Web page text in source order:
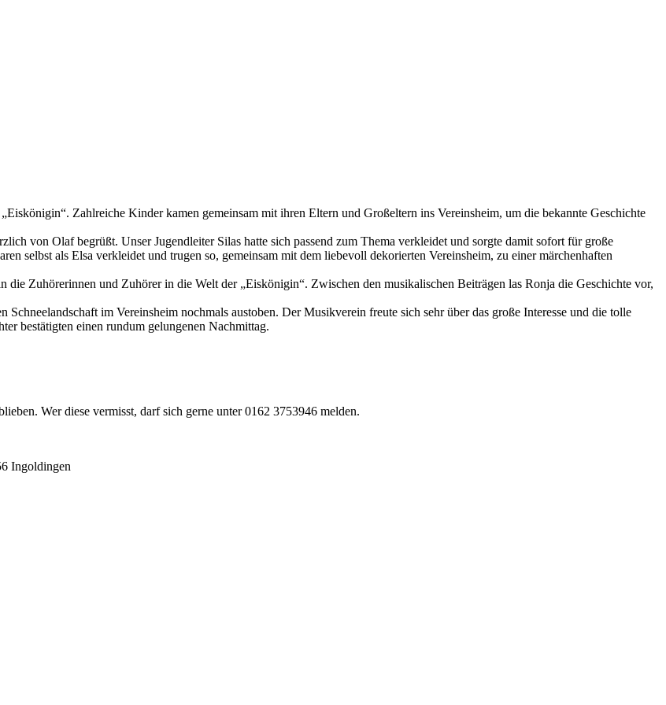
Zahlreiche Kinder kamen gemeinsam mit ihren Eltern und Großeltern ins Vereinsheim, um die bekannte Geschichte
von Olaf begrüßt. Unser Jugendleiter Silas hatte sich passend zum Thema verkleidet und sorgte damit sofort für große
selbst als Elsa verkleidet und trugen so, gemeinsam mit dem liebevoll dekorierten Vereinsheim, zu einer märchenhaften
Zuhörerinnen und Zuhörer in die Welt der „Eiskönigin“. Zwischen den musikalischen Beiträgen las Ronja die Geschichte vor,
im Vereinsheim nochmals austoben. Der Musikverein freute sich sehr über das große Interesse und die tolle
bestätigten einen rundum gelungenen Nachmittag.
Wer diese vermisst, darf sich gerne unter 0162 3753946 melden.
Ingoldingen